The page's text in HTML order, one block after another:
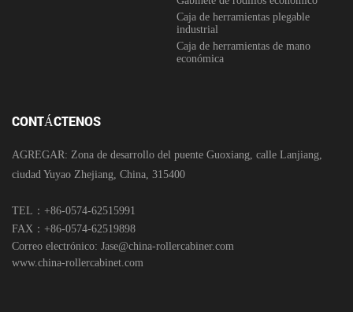
Caja de herramientas plegable
industrial
Caja de herramientas de mano
económica
CONTÁCTENOS
AGREGAR: Zona de desarrollo del puente Guoxiang, calle Lanjiang,
ciudad Yuyao Zhejiang, China, 315400
TEL：+86-0574-62515991
FAX：+86-0574-62519898
Correo electrónico: Jase@china-rollercabiner.com
www.china-rollercabinet.com